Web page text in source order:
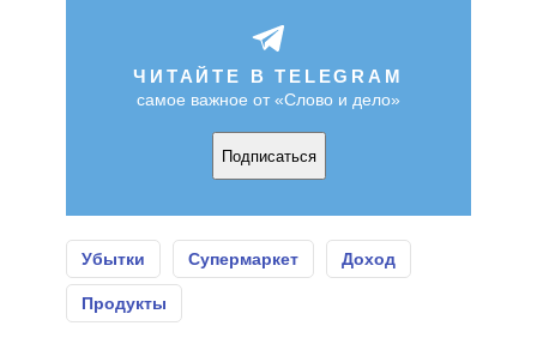
ЧИТАЙТЕ В TELEGRAM
самое важное от «Слово и дело»
Подписаться
Убытки Супермаркет Доход
Продукты